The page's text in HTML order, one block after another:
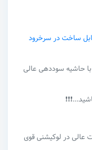
ساخت در سرخرود
با حاشیه سوددهی عالی
عالی در لوکیشنی قوی